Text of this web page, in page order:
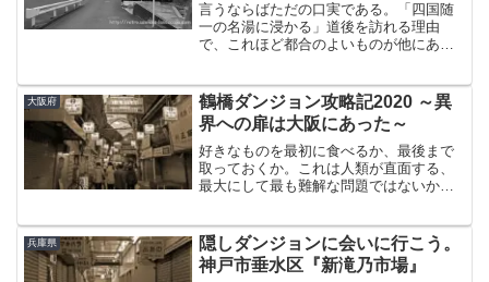
言うならばただの口実である。「四国随
一の名湯に浸かる」道後を訪れる理由
で、これほど都合のよいものが他にある
心待ちにしていたことがあった。かつて
漱石が松山に中学教師として...
大阪府
鶴橋ダンジョン攻略記2020 ～異
界への扉は大阪にあった～
好きなものを最初に食べるか、最後まで
取っておくか。これは人類が直面する、
最大にして最も難解な問題ではないかと
る。そしてこれは食事のみならず、他に
おいても同様の傾向を示す...
兵庫県
隠しダンジョンに会いに行こう。
神戸市垂水区『新滝乃市場』